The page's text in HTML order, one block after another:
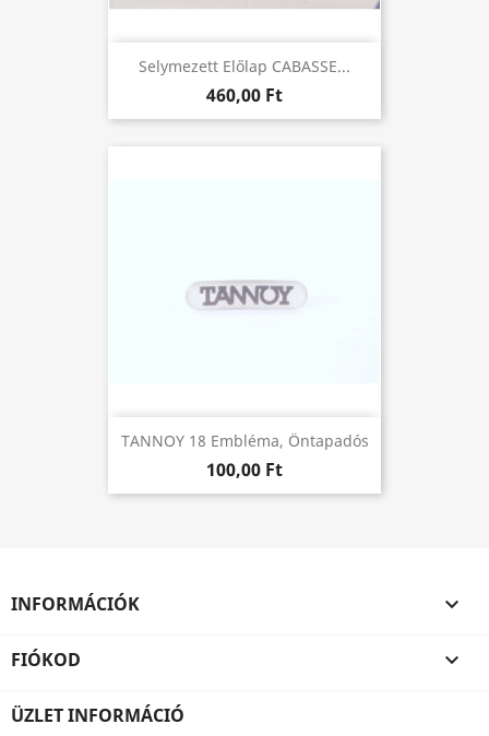
Selymezett Előlap CABASSE...
460,00 Ft
TANNOY 18 Embléma, Öntapadós
100,00 Ft
INFORMÁCIÓK 
FIÓKOD 
ÜZLET INFORMÁCIÓ